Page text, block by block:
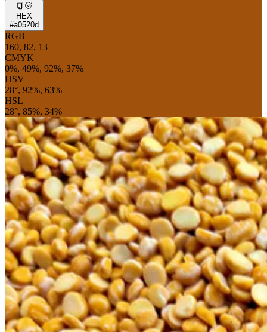
HEX
#a0520d
RGB
160, 82, 13
CMYK
0%, 49%, 92%, 37%
HSV
28°, 92%, 63%
HSL
28°, 85%, 34%